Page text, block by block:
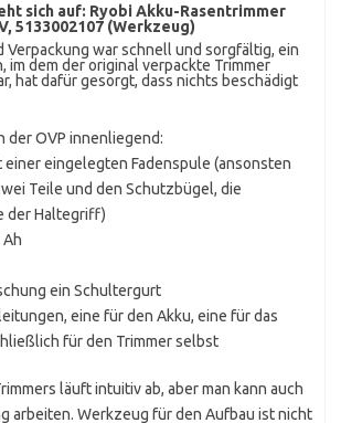
sich auf: Ryobi Akku-Rasentrimmer
5133002107 (Werkzeug)
Verpackung war schnell und sorgfältig, ein
im dem der original verpackte Trimmer
hat dafür gesorgt, dass nichts beschädigt
der OVP innenliegend:
einer eingelegten Fadenspule (ansonsten
Teile und den Schutzbügel, die
der Haltegriff)
Ah
ein Schultergurt
eine für den Akku, eine für das
für den Trimmer selbst
läuft intuitiv ab, aber man kann auch
arbeiten. Werkzeug für den Aufbau ist nicht